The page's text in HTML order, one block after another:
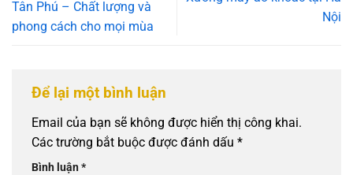
Tân Phú – Chất lượng và
phong cách cho mọi mùa
Nội
Để lại một bình luận
Email của bạn sẽ không được hiển thị công khai.
Các trường bắt buộc được đánh dấu *
Bình luận*